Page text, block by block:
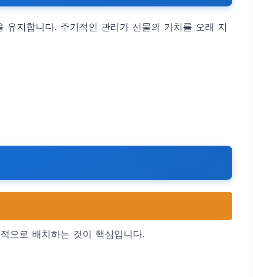
지합니다. 주기적인 관리가 선물의 가치를 오래 지
으로 배치하는 것이 핵심입니다.